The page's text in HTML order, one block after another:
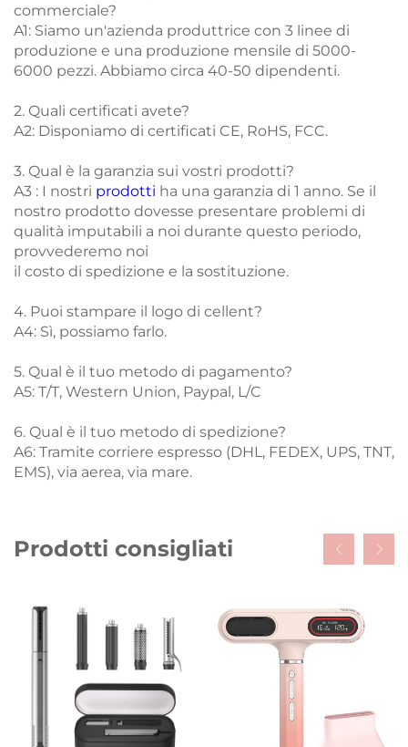
commerciale?
A1: Siamo un'azienda produttrice con 3 linee di
produzione e una produzione mensile di 5000-
6000 pezzi. Abbiamo circa 40-50 dipendenti.
2. Quali certificati avete?
A2: Disponiamo di certificati CE, RoHS, FCC.
3. Qual è la garanzia sui vostri prodotti?
A3 : I nostri prodotti ha una garanzia di 1 anno. Se il
nostro prodotto dovesse presentare problemi di
qualità imputabili a noi durante questo periodo,
provvederemo noi
il costo di spedizione e la sostituzione.
4. Puoi stampare il logo di cellent?
A4: Sì, possiamo farlo.
5. Qual è il tuo metodo di pagamento?
A5: T/T, Western Union, Paypal, L/C
6. Qual è il tuo metodo di spedizione?
A6: Tramite corriere espresso (DHL, FEDEX, UPS, TNT,
EMS), via aerea, via mare.
Prodotti consigliati